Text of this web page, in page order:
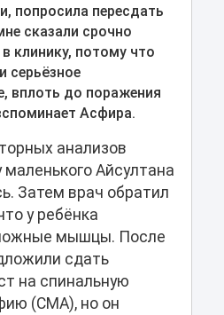
попросила пересдать
сказали срочно
клинику, потому что
серьёзное
вплоть до поражения
Асфира.
анализов
маленького Айсултана
Затем врач обратил
у ребёнка
мышцы. После
сдать
на спинальную
(СМА), но он